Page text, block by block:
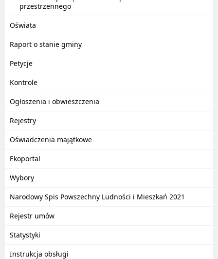
przestrzennego
Oświata
Raport o stanie gminy
Petycje
Kontrole
Ogłoszenia i obwieszczenia
Rejestry
Oświadczenia majątkowe
Ekoportal
Wybory
Narodowy Spis Powszechny Ludności i Mieszkań 2021
Rejestr umów
Statystyki
Instrukcja obsługi